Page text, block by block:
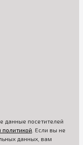
данные посетителей
политикой . Если вы не
данных, вам